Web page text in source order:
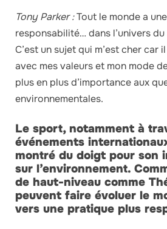
Tony Parker :Tout le monde a
responsabilité… dans l’univers
C’est un sujet qui m’est cher car
avec mes valeurs et mon mode
plus en plus d’importance aux
environnementales.
Le sport, notamment à
événements
montré du doigt pour son
sur l’environnement.
de haut-niveau comme
peuvent faire évoluer le
vers une pratique plus